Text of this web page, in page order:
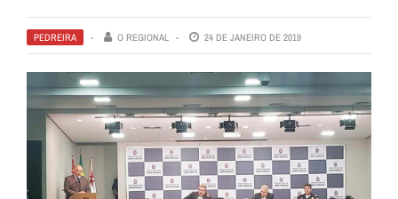
PEDREIRA O REGIONAL 24 DE JANEIRO DE 2019